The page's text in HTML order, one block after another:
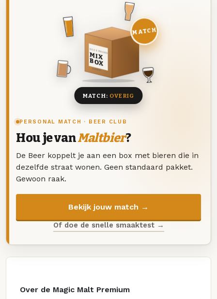
PERSONAL MATCH · BEER CLUB
Hou je vanMaltbier?
De Beer koppelt je aan een box met bieren die in
dezelfde straat wonen. Geen standaard pakket.
Gewoon raak.
Bekijk jouw match →
Of doe de snelle smaaktest →
DEZE MAAND
MIX
BOX
8 BIEREN
MATCH
MATCH: OVERIG
Over de Magic Malt Premium